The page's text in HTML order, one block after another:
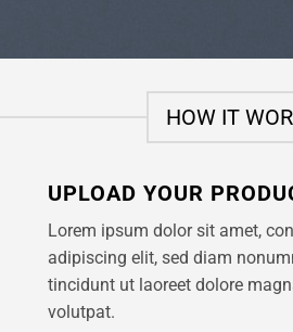
HOW IT
UPLOAD YOUR
Lorem ipsum dolor sit amet,
adipiscing elit, sed diam
tincidunt ut laoreet dolore
volutpat.